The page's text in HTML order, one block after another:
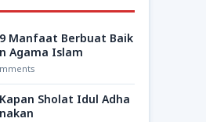
Manfaat Berbuat Baik
Agama Islam
Sholat Idul Adha